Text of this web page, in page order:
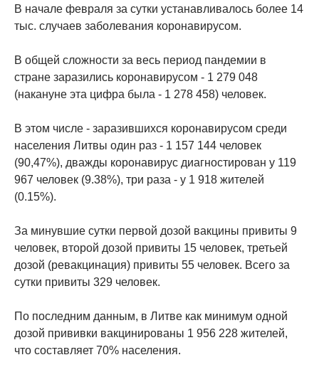
В начале февраля за сутки устанавливалось более 14
тыс. случаев заболевания коронавирусом.
В общей сложности за весь период пандемии в
стране заразились коронавирусом - 1 279 048
(накануне эта цифра была - 1 278 458) человек.
В этом числе - заразившихся коронавирусом среди
населения Литвы один раз - 1 157 144 человек
(90,47%), дважды коронавирус диагностирован у 119
967 человек (9.38%), три раза - у 1 918 жителей
(0.15%).
За минувшие сутки первой дозой вакцины привиты 9
человек, второй дозой привиты 15 человек, третьей
дозой (ревакцинация) привиты 55 человек. Всего за
сутки привиты 329 человек.
По последним данным, в Литве как минимум одной
дозой прививки вакцинированы 1 956 228 жителей,
что составляет 70% населения.